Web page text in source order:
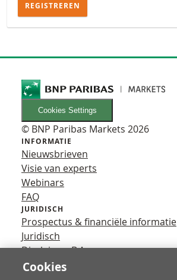
REGISTREREN
Cookies Settings
© BNP Paribas Markets 2026
INFORMATIE
Nieuwsbrieven
Visie van experts
Webinars
FAQ
JURIDISCH
Prospectus & financiële informatie
Juridisch
Disclaimer B.A.
Privacy
Cookies